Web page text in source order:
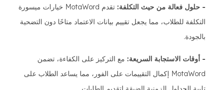
- حلول فعالة من حيث التكلفة:
تقدم MotaWord خيارات ميسورة
التكلفة للطلاب، مما يجعل تقييم بيانات الاعتماد متاحًا دون التضحية
بالجودة.
- أوقات الاستجابة السريعة: مع التركيز على الكفاءة، تضمن
MotaWord إكمال التقييمات على الفور، مما يساعد الطلاب على